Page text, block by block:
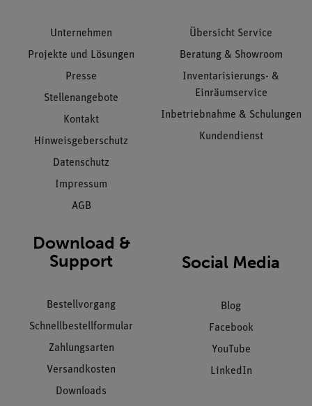
Unternehmen
Projekte und Lösungen
Presse
Stellenangebote
Kontakt
Hinweisgeberschutz
Datenschutz
Impressum
AGB
Übersicht Service
Beratung & Showroom
Inventarisierungs- &
Einräumservice
Inbetriebnahme & Schulungen
Kundendienst
Download &
Support
Bestellvorgang
Schnellbestellformular
Zahlungsarten
Versandkosten
Downloads
Social Media
Blog
Facebook
YouTube
LinkedIn